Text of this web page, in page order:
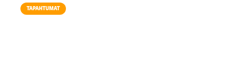
TAPAHTUMAT